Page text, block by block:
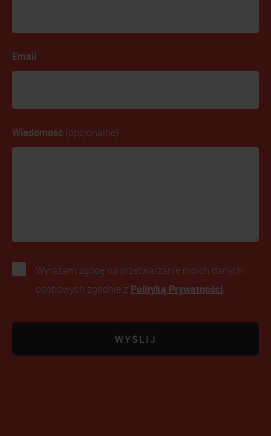
Email
Wiadomość(opcjonalne)
Wyrażam zgodę na przetwarzanie moich danych
osobowych zgodnie z Polityką Prywatności.